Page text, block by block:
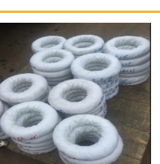
331,000 -10,000
92,000 1,000
88,000 1,000
17,500 0
19,000 100